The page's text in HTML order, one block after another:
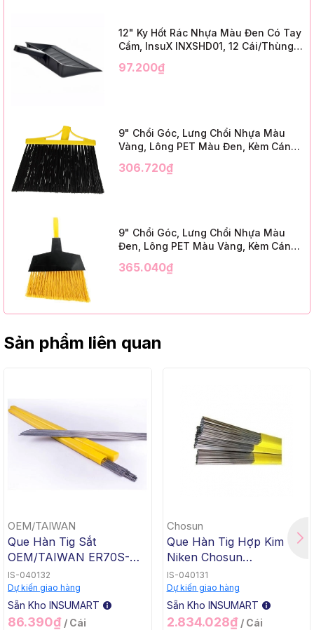
12" Ky Hốt Rác Nhựa Màu Đen Có Tay
Cầm, InsuX INXSHD01, 12 Cái/Thùng,
Black Plastic)
97.200₫
9" Chổi Góc, Lưng Chổi Nhựa Màu
Vàng, Lông PET Màu Đen, Kèm Cán
12 Bộ/Thùng (9" Angle Broom, Yellow
306.720₫
9" Chổi Góc, Lưng Chổi Nhựa Màu
Đen, Lông PET Màu Vàng, Kèm Cán
12 Bộ/Thùng (9" Angle Broom, Black
365.040₫
Sản phẩm liên quan
OEM/TAIWAN
Que Hàn Tig Sắt
OEM/TAIWAN ER70S-G
TG-50, 1.6x1000mm, 5 Kg
/ Hộp, 20 Kg / Thùng
IS-040132
Dự kiến giao hàng
Sẵn Kho INSUMART
86.390₫ / Cái
Chosun
Que Hàn Tig Hợp Kim
Niken Chosun
ERNiCrMo-3 TGC-625,
2.4x1000mm, 5 Kg / Hộp,
20 Kg / Thùng
IS-040131
Dự kiến giao hàng
Sẵn Kho INSUMART
2.834.028₫ / Cái